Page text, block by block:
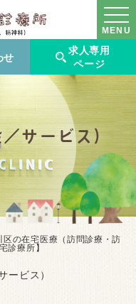
MENU
せ
求人専用
ページ
サービス）
の在宅医療（訪問診療・訪
診療所】
ービス）